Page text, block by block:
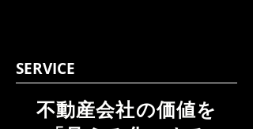
SERVICE
不動産会社の価値を